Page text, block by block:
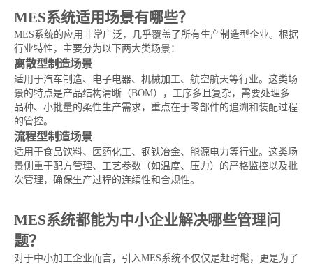
MES系统适用场景有哪些？
MES系统的应用非常广泛，几乎覆盖了所有生产制造型企业。根据
行业特性，主要分为以下两大类场景：
离散型制造场景
适用于汽车制造、电子电器、机械加工、航空航天等行业。这类场
景的特点是产品结构清晰（BOM），工序多且复杂，需要处理多
品种、小批量的柔性生产需求，重点在于零部件的追溯和装配过程
的管控。
流程型制造场景
适用于食品饮料、医药化工、钢铁冶金、能源电力等行业。这类场
景侧重于配方管理、工艺参数（如温度、压力）的严格监控以及批
次管理，确保生产过程的连续性和合规性。
MES系统都能为中小企业解决哪些管理问
题？
对于中小加工企业而言，引入MES系统不仅仅是赶时髦，更是为了